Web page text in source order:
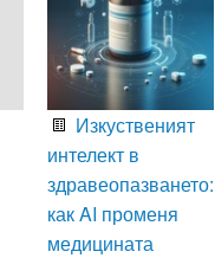
Изкуственият
интелект в
здравеопазването:
как AI променя
медицината